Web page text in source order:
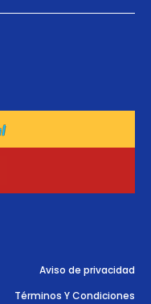
Aviso de privacidad
Términos Y Condiciones